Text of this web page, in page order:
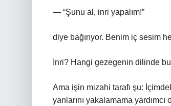
— “Şunu al, inri yapalım!”
diye bağırıyor. Benim iç sesim
İnri? Hangi gezegenin dilinde
Ama işin mizahi tarafı şu:
yanlarını yakalamama